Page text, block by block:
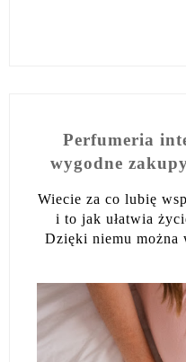
Perfumeria
wygodne
Wiecie za co lubię
i to jak ułatwia
Dzięki niemu można